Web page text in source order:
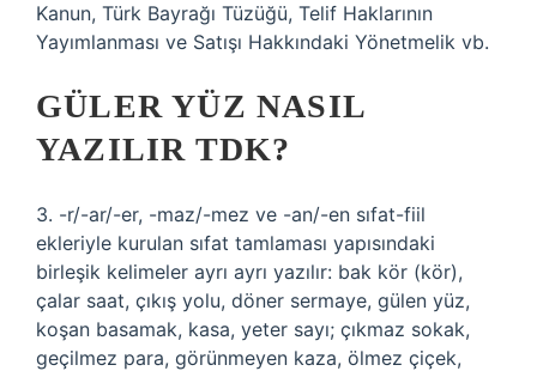
Kanun, Türk Bayrağı Tüzüğü, Telif Haklarının
Yayımlanması ve Satışı Hakkındaki Yönetmelik vb.
GÜLER YÜZ NASIL
YAZILIR TDK?
3. -r/-ar/-er, -maz/-mez ve -an/-en sıfat-fiil
ekleriyle kurulan sıfat tamlaması yapısındaki
birleşik kelimeler ayrı ayrı yazılır: bak kör (kör),
çalar saat, çıkış yolu, döner sermaye, gülen yüz,
koşan basamak, kasa, yeter sayı; çıkmaz sokak,
geçilmez para, görünmeyen kaza, ölmez çiçek,